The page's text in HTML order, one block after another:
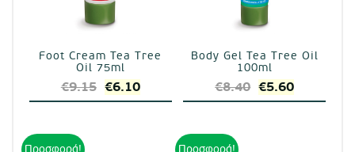
Foot Cream Tea Tree
Oil 75ml
€9.15 Original
price
€6.10Η
τρέχουσα
Body Gel Tea Tree Oil
100ml
€8.40 Original
price
€5.60Η
τρέχουσα
Προσφορά! Προσφορά!